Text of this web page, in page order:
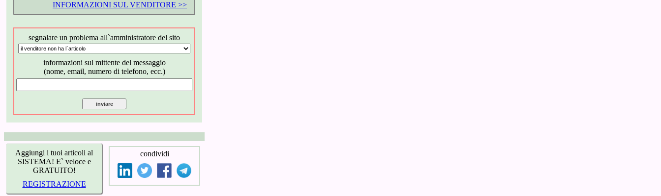
INFORMAZIONI SUL VENDITORE >>
segnalare un problema all`amministratore del sito
informazioni sul mittente del messaggio
(nome, email, numero di telefono, ecc.)
Aggiungi i tuoi articoli al
SISTEMA! E` veloce e
GRATUITO!
REGISTRAZIONE
condividi